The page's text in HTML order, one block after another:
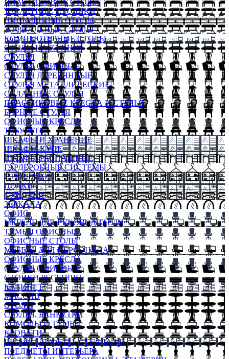
ПЛАСТИКОВЫЕ СТОЛЫ
ТУАЛЕТНЫЕ СТОЛИКИ
ПИСЬМЕННЫЕ СТОЛЫ
ЖУРНАЛЬНЫЕ СТОЛЫ
КОМПЬЮТЕРНЫЕ СТОЛЫ
СТОЛЫ НА КУХНЮ
СТУЛЬЯ
СТУЛЬЯ ОФИСНЫЕ
СТУЛЬЯ ДЕРЕВЯННЫЕ
СТУЛЬЯ МЕТАЛЛИЧЕСКИЕ
СКЛАДНЫЕ СТУЛЬЯ
ПЛАСТИКОВЫЕ КРЕСЛА И СТУЛЬЯ
БАРНЫЕ СТУЛЬЯ
ОФИСНЫЕ КРЕСЛА
ТАБУРЕТЫ
ШКАФЫ И ХРАНЕНИЕ
ШКАФЫ-КУПЕ
ШКАФЫ-РАСПАШНЫЕ
ГАРДЕРОБНЫЕ СИСТЕМЫ
СТЕЛЛАЖИ
ПОЛКИ
СУНДУКИ
ЗЕРКАЛА
ОФИС
МЕБЕЛЬ ДЛЯ РУКОВОДИТЕЛЯ
ТУМБЫ ОФИСНЫЕ
ОФИСНЫЕ СТОЛЫ
МЕБЕЛЬ ДЛЯ ПЕРСОНАЛА
ОФИСНЫЕ КРЕСЛА
СТУЛЬЯ ОФИСНЫЕ
СТОЙКИ РЕСЕПШН
КАБИНЕТ
МАССИВ
СТОЛЫ
СТУЛЬЯ, БАНКЕТКИ
КОМОДЫ И ТУМБЫ
КРОВАТИ
ШКАФЫ, БУФЕТЫ, СТЕЛЛАЖИ
ПРЕДМЕТЫ ИНТЕРЬЕРА